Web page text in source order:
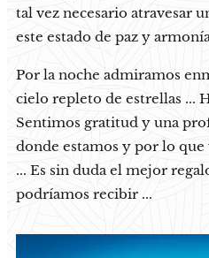
tal vez necesario atravesar
este estado de paz y
Por la noche admiramos
cielo repleto de estrellas ...
Sentimos gratitud y una
donde estamos y por lo que
... Es sin duda el mejor
podríamos recibir ...